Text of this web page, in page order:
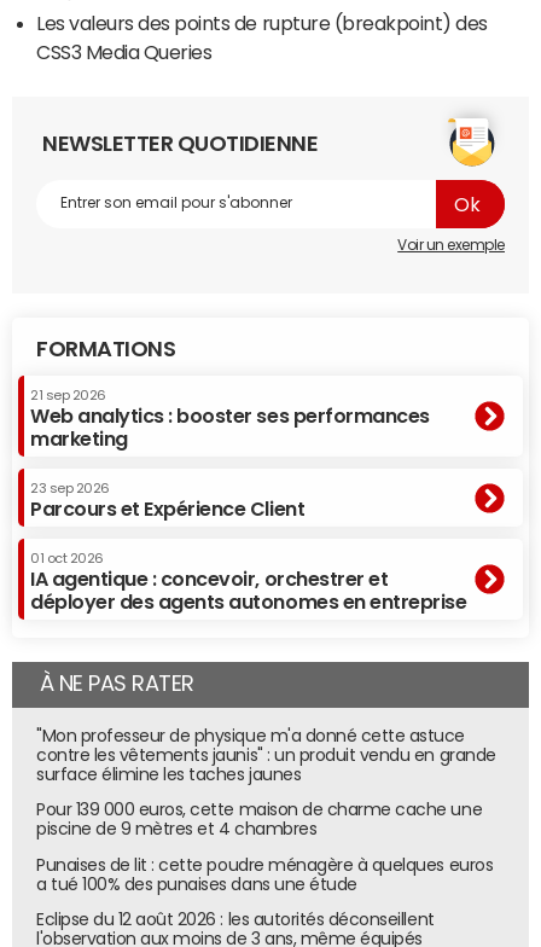
Les valeurs des points de rupture (breakpoint) des
CSS3 Media Queries
NEWSLETTER QUOTIDIENNE
Voir un exemple
FORMATIONS
21 sep 2026
Web analytics : booster ses performances
marketing
23 sep 2026
Parcours et Expérience Client
01 oct 2026
IA agentique : concevoir, orchestrer et
déployer des agents autonomes en entreprise
À NE PAS RATER
"Mon professeur de physique m'a donné cette astuce
contre les vêtements jaunis" : un produit vendu en grande
surface élimine les taches jaunes
Pour 139 000 euros, cette maison de charme cache une
piscine de 9 mètres et 4 chambres
Punaises de lit : cette poudre ménagère à quelques euros
a tué 100% des punaises dans une étude
Eclipse du 12 août 2026 : les autorités déconseillent
l'observation aux moins de 3 ans, même équipés